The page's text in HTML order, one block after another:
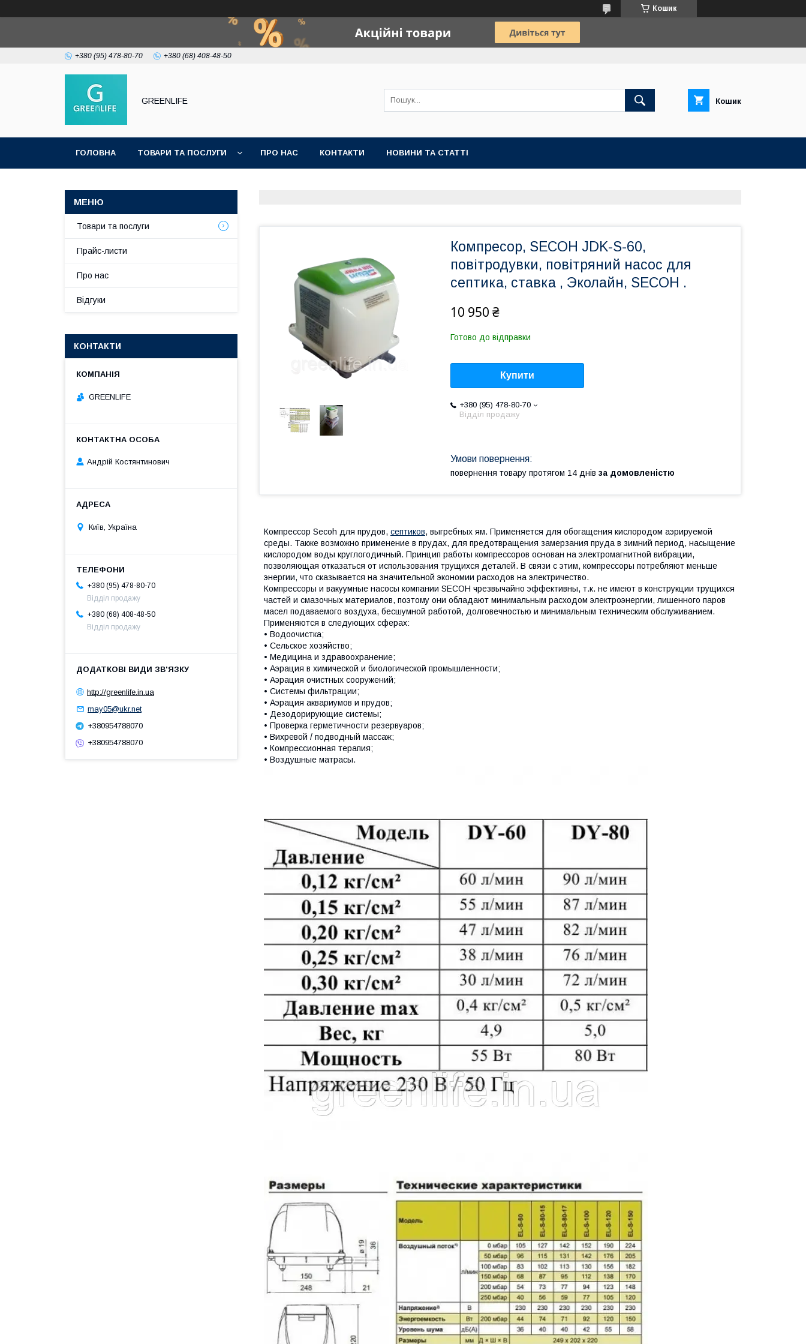
Кошик
+380 (95) 478-80-70 +380 (68) 408-48-50
GREENLIFE Кошик
ГОЛОВНА ТОВАРИ ТА ПОСЛУГИ ПРО НАС КОНТАКТИ НОВИНИ ТА СТАТТІ
Компресор, SECOH JDK-S-60,
повітродувки, повітряний насос для
септика, ставка , Эколайн, SECOH .
10 950 ₴
Готово до відправки
Купити
+380 (95) 478-80-70
Відділ продажу
повернення товару протягом 14 днів за домовленістю
Компрессор Secoh для прудов, септиков, выгребных ям. Применяется для обогащения кислородом аэрируемой
среды. Также возможно применение в прудах, для предотвращения замерзания пруда в зимний период, насыщение
кислородом воды круглогодичный. Принцип работы компрессоров основан на электромагнитной вибрации,
позволяющая отказаться от использования трущихся деталей. В связи с этим, компрессоры потребляют меньше
энергии, что сказывается на значительной экономии расходов на электричество.
Компрессоры и вакуумные насосы компании SECOH чрезвычайно эффективны, т.к. не имеют в конструкции трущихся
частей и смазочных материалов, поэтому они обладают минимальным расходом электроэнергии, лишенного паров
масел подаваемого воздуха, бесшумной работой, долговечностью и минимальным техническим обслуживанием.
Применяются в следующих сферах:
• Водоочистка;
• Сельское хозяйство;
• Медицина и здравоохранение;
• Аэрация в химической и биологической промышленности;
• Аэрация очистных сооружений;
• Системы фильтрации;
• Аэрация аквариумов и прудов;
• Дезодорирующие системы;
• Проверка герметичности резервуаров;
• Вихревой / подводный массаж;
• Компрессионная терапия;
• Воздушные матрасы.
Товари та послуги
Прайс-листи
Про нас
Відгуки
КОНТАКТИ
GREENLIFE
Андрій Костянтинович
Київ, Україна
+380 (95) 478-80-70
Відділ продажу
+380 (68) 408-48-50
Відділ продажу
http://greenlife.in.ua
may05@ukr.net
+380954788070
+380954788070